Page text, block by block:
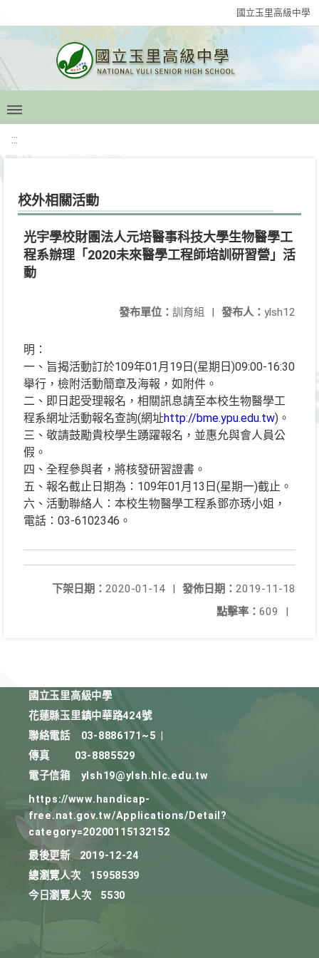
國立玉里高級中學
:::
校外相關活動
光宇學校財團法人元培醫事科技大學生物醫學工
程系辦理「2020未來醫學工程師培訓研習營」活
動
發布人： ylsh12
發布單位： 訓育組 |
明：
一、旨揭活動訂於109年01月19日(星期日)09:00-16:30
舉行，檢附活動簡章及海報，如附件。
二、即日起受理報名，相關訊息請至本校生物醫學工
程系網址活動報名查詢(網址http://bme.ypu.edu.tw)。
三、敬請鼓勵貴校學生踴躍報名，並惠允與會人員公
假。
四、全程參與者，將核發研習證書。
五、報名截止日期為：109年01月13日(星期一)截止。
六、活動聯絡人：本校生物醫學工程系鄧亦琇小姐，
電話：03-6102346。
發佈日期： 2019-11-18
下架日期： 2020-01-14
|
點擊率： 609 |
國立玉里高級中學
花蓮縣玉里鎮中華路424號
聯絡電話
03-8886171~5
傳真
03-8885529
電子信箱
ylsh19@ylsh.hlc.edu.tw
https://www.handicap-
free.nat.gov.tw/Applications/Detail?
category=20200115132152
最後更新
2019-12-24
總瀏覽人次
15958539
今日瀏覽人次
5530